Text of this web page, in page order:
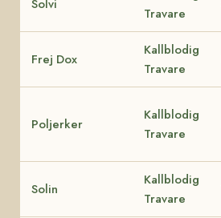
Solvi
Travare
Frej Dox
Kallblodig
Travare
Poljerker
Kallblodig
Travare
Solin
Kallblodig
Travare